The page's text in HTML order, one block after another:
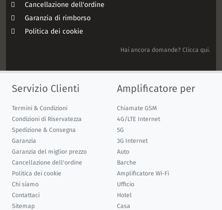
Cancellazione dell'ordine
Garanzia di rimborso
Politica dei cookie
Hai ancora domande? Clicca qui.
Servizio Clienti
Termini & Condizioni
Condizioni di Riservatezza
Spedizione & Consegna
Garanzia
Garanzia del miglior prezzo
Cancellazione dell'ordine
Politica dei cookie
Chi siamo
Contattaci
Sitemap
Amplificatore per
Chiamate GSM
4G/LTE Internet
5G
3G Internet
Auto
Barche
Amplificatore Wi-Fi
Ufficio
Hotel
Casa